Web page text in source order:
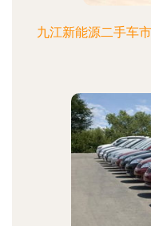
九江新能源二手车